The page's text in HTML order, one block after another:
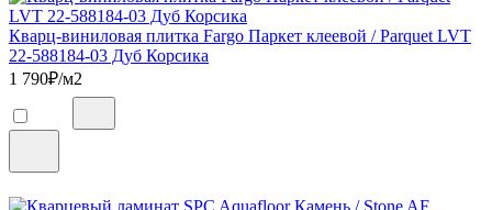
Кварц-виниловая плитка Fargo Паркет клеевой / Parquet LVT
22-588184-03 Дуб Корсика
1 790₽/м2